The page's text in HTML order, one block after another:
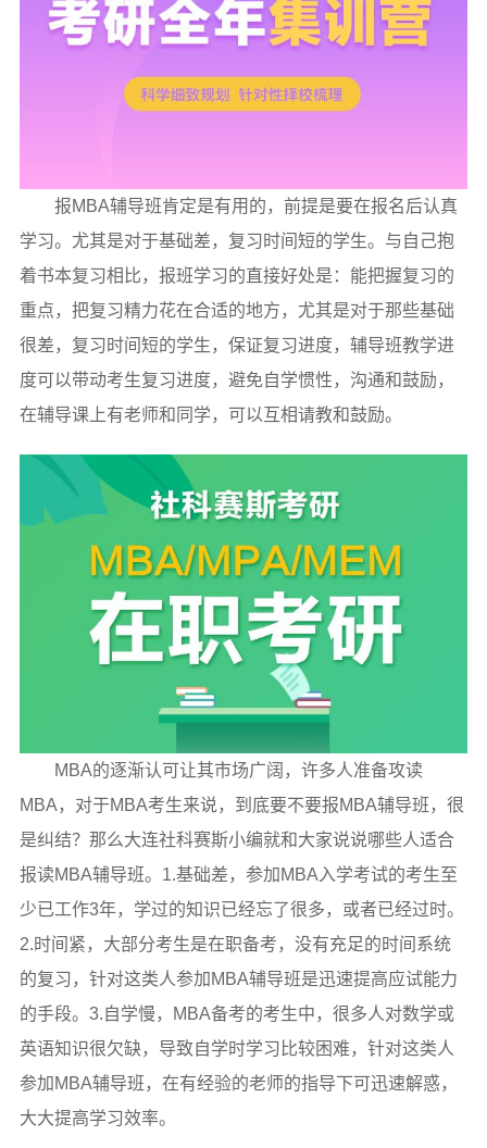
报MBA辅导班肯定是有用的，前提是要在报名后认真
学习。尤其是对于基础差，复习时间短的学生。与自己抱
着书本复习相比，报班学习的直接好处是：能把握复习的
重点，把复习精力花在合适的地方，尤其是对于那些基础
很差，复习时间短的学生，保证复习进度，辅导班教学进
度可以带动考生复习进度，避免自学惯性，沟通和鼓励，
在辅导课上有老师和同学，可以互相请教和鼓励。
MBA的逐渐认可让其市场广阔，许多人准备攻读
MBA，对于MBA考生来说，到底要不要报MBA辅导班，很
是纠结？那么大连社科赛斯小编就和大家说说哪些人适合
报读MBA辅导班。1.基础差，参加MBA入学考试的考生至
少已工作3年，学过的知识已经忘了很多，或者已经过时。
2.时间紧，大部分考生是在职备考，没有充足的时间系统
的复习，针对这类人参加MBA辅导班是迅速提高应试能力
的手段。3.自学慢，MBA备考的考生中，很多人对数学或
英语知识很欠缺，导致自学时学习比较困难，针对这类人
参加MBA辅导班，在有经验的老师的指导下可迅速解惑，
大大提高学习效率。